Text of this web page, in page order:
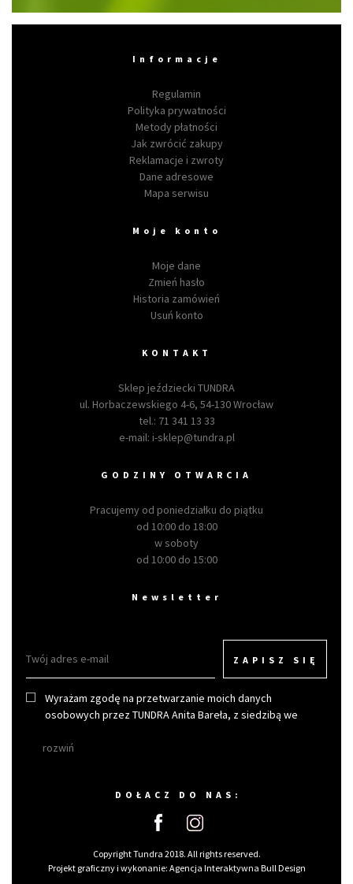
Informacje
Regulamin
Polityka prywatności
Metody płatności
Jak zwrócić zakupy
Reklamacje i zwroty
Dane adresowe
Mapa serwisu
Moje konto
Moje dane
Zmień hasło
Historia zamówień
Usuń konto
KONTAKT
Sklep jeździecki TUNDRA
ul. Horbaczewskiego 4-6, 54-130 Wrocław
tel.: 71 341 13 33
e-mail: i-sklep@tundra.pl
GODZINY OTWARCIA
Pracujemy od poniedziałku do piątku
od 10:00 do 18:00
w soboty
od 10:00 do 15:00
Newsletter
ZAPISZ SIĘ
Wyrażam zgodę na przetwarzanie moich danych
osobowych przez TUNDRA Anita Bareła, z siedzibą we
rozwiń
DOŁACZ DO NAS:
Copyright Tundra 2018. All rights reserved.
Projekt graficzny i wykonanie: Agencja Interaktywna Bull Design